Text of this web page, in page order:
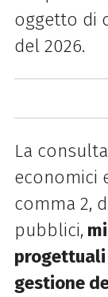
oggetto di
del 2026.
La
economici
comma 2,
pubblici,
gestione